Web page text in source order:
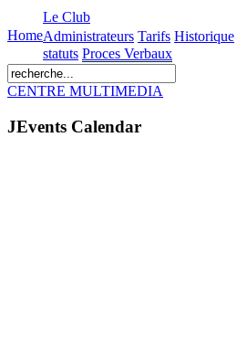
Home
Le Club
Administrateurs Tarifs Historique
statuts Proces Verbaux
CENTRE MULTIMEDIA
JEvents Calendar